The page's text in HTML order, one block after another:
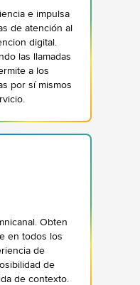
e impulsa
de atención al
digital.
las llamadas
a los
por sí mismos
Obten
en todos los
de
de
de contexto.